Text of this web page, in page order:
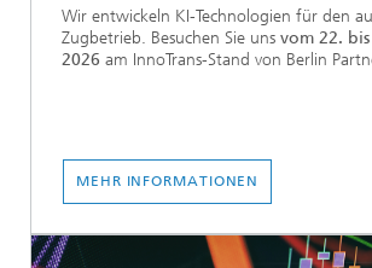
Wir entwickeln KI-Technologien für den
Zugbetrieb. Besuchen Sie uns vom 22.
2026 am InnoTrans-Stand von Berlin
MEHR INFORMATIONEN